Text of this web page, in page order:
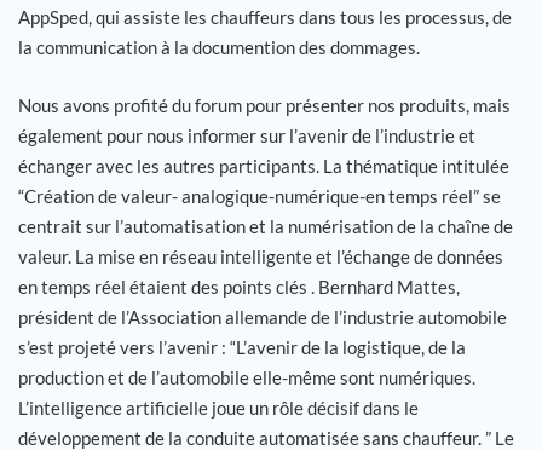
AppSped, qui assiste les chauffeurs dans tous les processus, de
la communication à la documention des dommages.
Nous avons profité du forum pour présenter nos produits, mais
également pour nous informer sur l’avenir de l’industrie et
échanger avec les autres participants. La thématique intitulée
“Création de valeur- analogique-numérique-en temps réel” se
centrait sur l’automatisation et la numérisation de la chaîne de
valeur. La mise en réseau intelligente et l’échange de données
en temps réel étaient des points clés . Bernhard Mattes,
président de l’Association allemande de l’industrie automobile
s’est projeté vers l’avenir : “L’avenir de la logistique, de la
production et de l’automobile elle-même sont numériques.
L’intelligence artificielle joue un rôle décisif dans le
développement de la conduite automatisée sans chauffeur. ” Le